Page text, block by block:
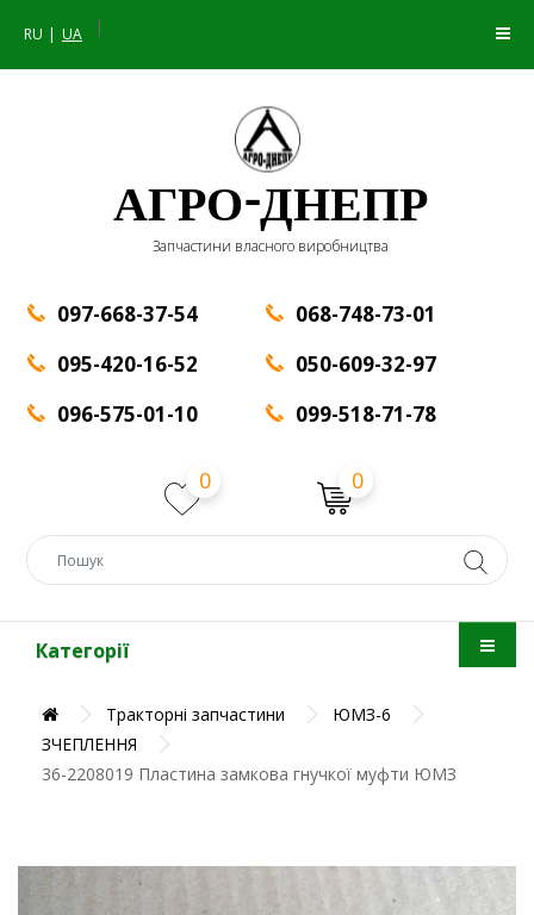
RU UA |
АГРО-ДНЕПР
Запчастини власного виробництва
097-668-37-54
095-420-16-52
096-575-01-10
068-748-73-01
050-609-32-97
099-518-71-78
0 0
Категорії
Тракторні запчастини
ЮМЗ-6
ЗЧЕПЛЕННЯ
36-2208019 Пластина замкова гнучкої муфти ЮМЗ